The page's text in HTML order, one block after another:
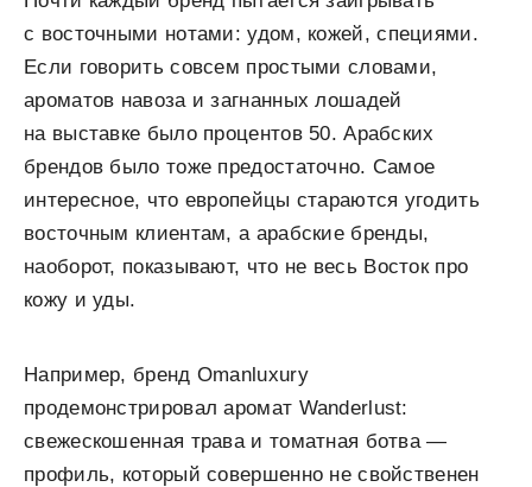
с восточными нотами: удом, кожей, специями.
Если говорить совсем простыми словами,
ароматов навоза и загнанных лошадей
на выставке было процентов 50. Арабских
брендов было тоже предостаточно. Самое
интересное, что европейцы стараются угодить
восточным клиентам, а арабские бренды,
наоборот, показывают, что не весь Восток про
кожу и уды.
Например, бренд Omanluxury
продемонстрировал аромат Wanderlust:
свежескошенная трава и томатная ботва —
профиль, который совершенно не свойственен